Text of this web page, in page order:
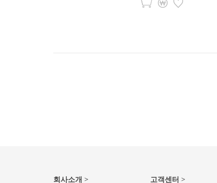
회사소개 > 고객센터 >